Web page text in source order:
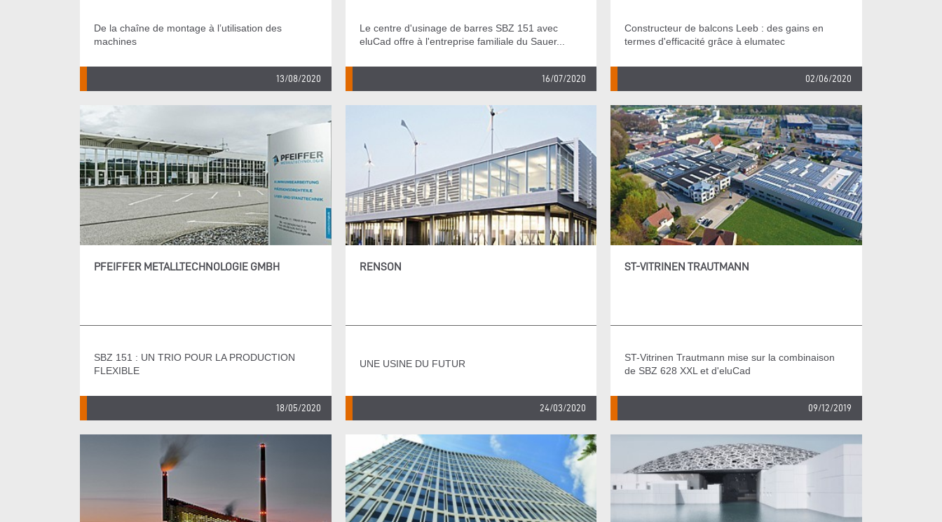
De la chaîne de montage à l’utilisation des
machines
13/08/2020
Le centre d'usinage de barres SBZ 151 avec
eluCad offre à l'entreprise familiale du Sauer...
16/07/2020
Constructeur de balcons Leeb : des gains en
termes d'efficacité grâce à elumatec
02/06/2020
PFEIFFER METALLTECHNOLOGIE GMBH
SBZ 151 : UN TRIO POUR LA PRODUCTION
FLEXIBLE
18/05/2020
RENSON
UNE USINE DU FUTUR
24/03/2020
ST-VITRINEN TRAUTMANN
ST-Vitrinen Trautmann mise sur la combinaison
de SBZ 628 XXL et d'eluCad
09/12/2019